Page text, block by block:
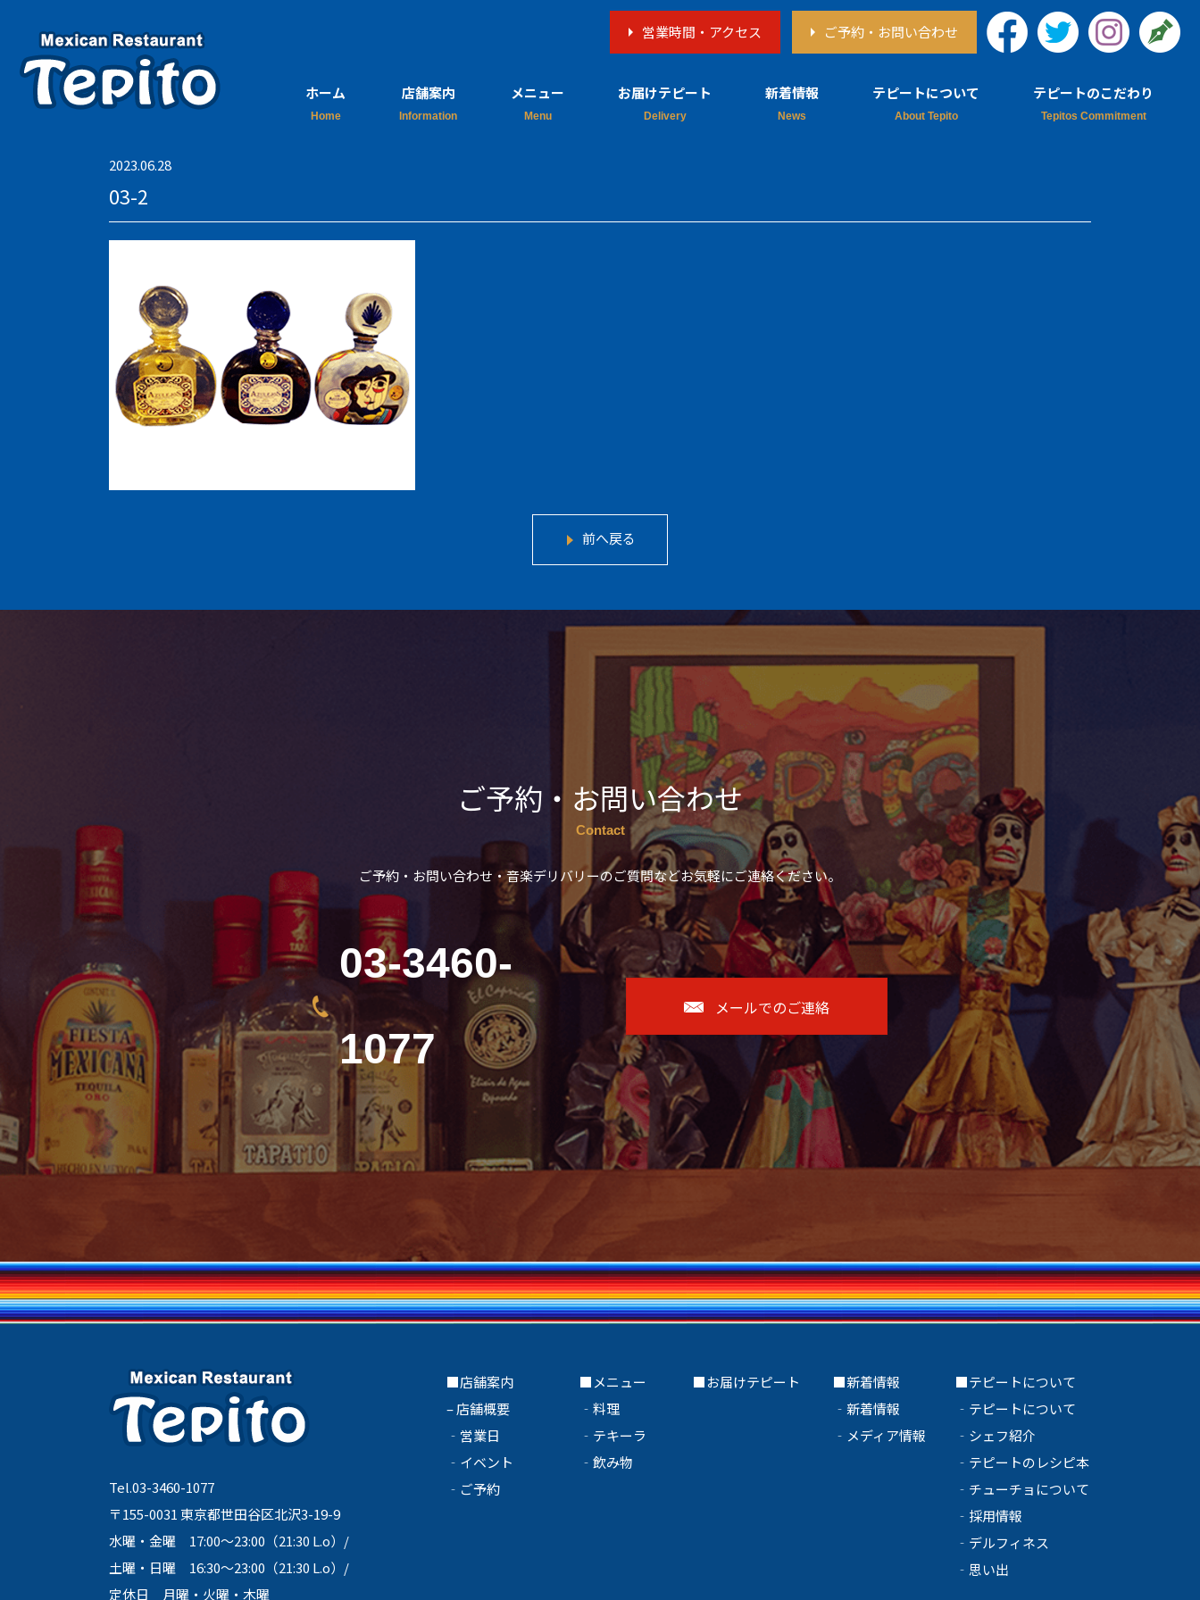
営業時間・アクセス ご予約・お問い合わせ
ホーム 店舗案内
合わせ
メニュー お届けテピート 新着情報 テピートについて テピートのこだわり
2023.06.28
03-2
前へ戻る
ご予約・お問い合わせ
Contact
ご予約・お問い合わせ・音楽デリバリーのご質問などお気軽にご連絡ください。
03-3460-
1077
メールでのご連絡
Tel.03-3460-1077
〒155-0031 東京都世田谷区北沢3-19-9
水曜・金曜 17:00～23:00（21:30 L.o）/
土曜・日曜 16:30～23:00（21:30 L.o）/
定休日 月曜・火曜・木曜
■店舗案内
–店舗概要
‐ 営業日
‐ イベント
‐ ご予約
■メニュー
‐料理
‐ テキーラ
‐飲み物
■お届けテピート
■新着情報
‐ 新着情報
‐ メディア情報
■テピートについて
‐ テピートについて
‐ シェフ紹介
‐ テピートのレシピ本
‐ チューチョについて
‐ 採用情報
‐ デルフィネス
‐ 思い出